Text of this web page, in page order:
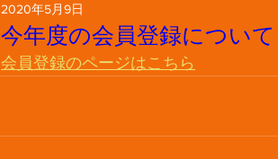
今年度の会員登録につい
2020年5月9日
会員登録のページはこちら